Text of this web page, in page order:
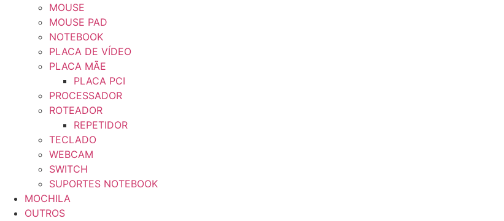
MOUSE
MOUSE PAD
NOTEBOOK
PLACA DE VÍDEO
PLACA MÃE
PLACA PCI
PROCESSADOR
ROTEADOR
REPETIDOR
TECLADO
WEBCAM
SWITCH
SUPORTES NOTEBOOK
MOCHILA
OUTROS